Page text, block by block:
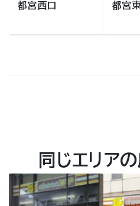
都宮西口
都宮
同じエリア